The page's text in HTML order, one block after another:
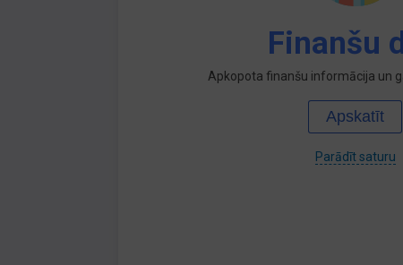
Finanšu
Apkopota finanšu informācija un
Apskatīt
Parādīt saturu